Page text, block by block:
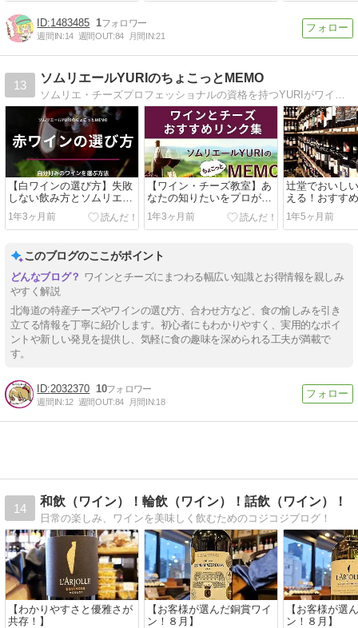
1483485 1
週間IN:14 週間OUT:84 月間IN:21
13
ソムリエールYURIのちょこっとMEMO
ソムリエ・チーズプロフェッショナルの資格を持つYURIがワイン・チーズ・料理とのマリアージュなどを『もっと楽しく、もっと気軽に、もっと美味しく！』なるアドバイスをお伝えしてます。楽しく知って・飲んで・食べて詳しくなりましょう！
【白ワインの選び方】失敗
しない飲み方とソムリエ厳
選おすすめ10選
1年3ヶ月前
【ワイン・チーズ教室】あ
なたの知りたいをプロが講
座にします！
1年3ヶ月前
辻堂でおいし
える！おすす
ップをソムリ
1年5ヶ月前
このブログのここがポイント
ワインとチーズにまつわる幅広い知識とお得情報を親しみ
やすく解説
北海道の特産チーズやワインの選び方、合わせ方など、食の愉しみを引き
立てる情報を丁寧に紹介します。初心者にもわかりやすく、実用的なポイ
ントや新しい発見を提供し、気軽に食の趣味を深められる工夫が満載で
す。
2032370 10
週間IN:12 週間OUT:84 月間IN:18
14
和飲（ワイン）！輪飲（ワイン）！話飲（ワイン）！
日常の楽しみ、ワインを美味しく飲むためのコジコジブログ！
【わかりやすさと優雅さが
共存！】
【お客様が選んだ銅賞ワイ
ン！８月】
【お客様が選
ン！８月】